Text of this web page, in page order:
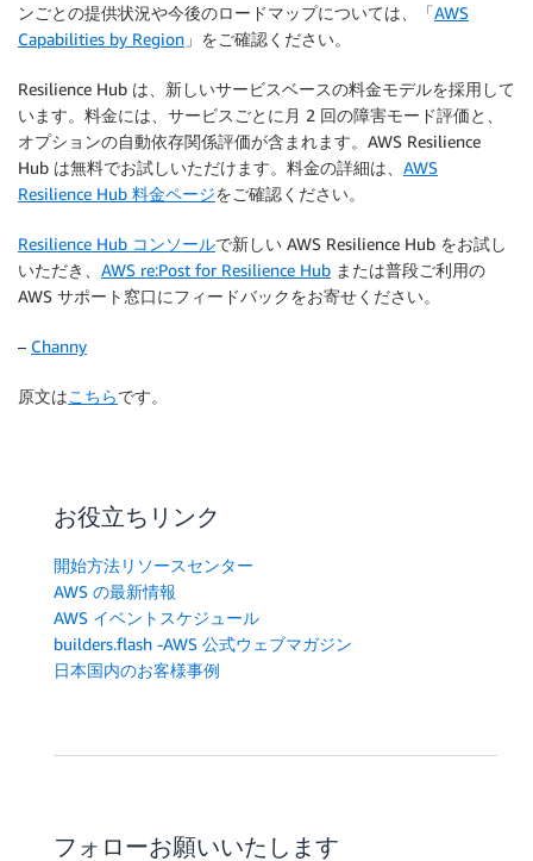
ンごとの提供状況や今後のロードマップについては、「AWS
Capabilities by Region 」をご確認ください。
Resilience Hub は、新しいサービスベースの料金モデルを採用して
います。料金には、サービスごとに月 2 回の障害モード評価と、
オプションの自動依存関係評価が含まれます。AWS Resilience
Hub は無料でお試しいただけます。料金の詳細は、 AWS
Resilience Hub 料金ページをご確認ください。
Resilience Hub コンソールで新しい AWS Resilience Hub をお試し
いただき、 AWS re:Post for Resilience Hub または普段ご利用の
AWS サポート窓口にフィードバックをお寄せください。
– Channy
原文はこちらです。
お役立ちリンク
開始方法リソースセンター
AWS の最新情報
AWS イベントスケジュール
builders.flash -AWS 公式ウェブマガジン
日本国内のお客様事例
フォローお願いいたします